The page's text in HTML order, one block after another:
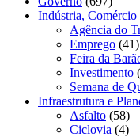
Indústria,
Agência do
Emprego (41)
Feira da
Investimento
Semana de
Infraestrutura e
Asfalto (58)
Ciclovia (4)